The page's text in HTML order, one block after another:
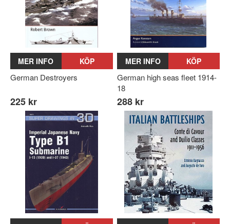
MER INFO KÖP
German Destroyers
225 kr
MER INFO KÖP
German high seas fleet 1914-
18
288 kr